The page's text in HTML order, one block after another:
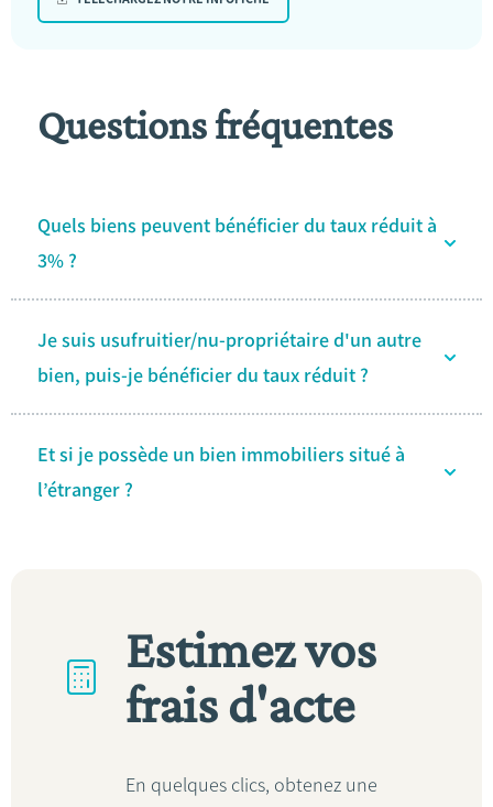
Questions fréquentes
Quels biens peuvent bénéficier du taux réduit à
3% ?
Je suis usufruitier/nu-propriétaire d'un autre
bien, puis-je bénéficier du taux réduit ?
Et si je possède un bien immobiliers situé à
l’étranger ?
Estimez vos
frais d'acte
En quelques clics, obtenez une